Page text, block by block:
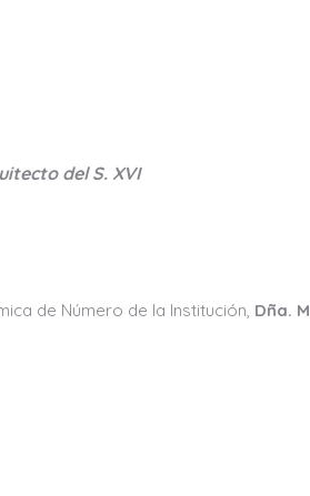
del S. XVI
de Número de la Institución, Dña.